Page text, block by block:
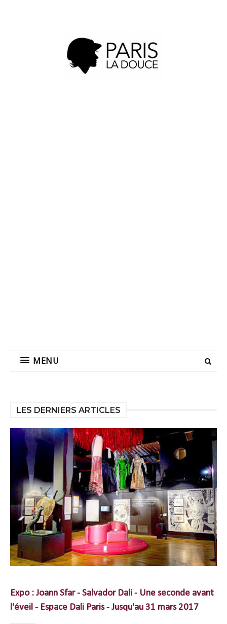
MENU
LES DERNIERS ARTICLES
Expo : Joann Sfar - Salvador Dali - Une seconde avant
l'éveil - Espace Dali Paris - Jusqu'au 31 mars 2017